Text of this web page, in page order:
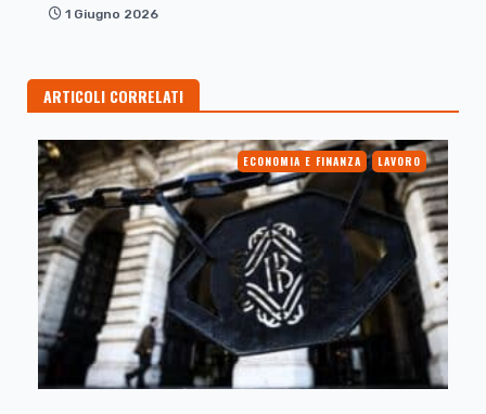
1 Giugno 2026
ARTICOLI CORRELATI
ECONOMIA E FINANZA LAVORO